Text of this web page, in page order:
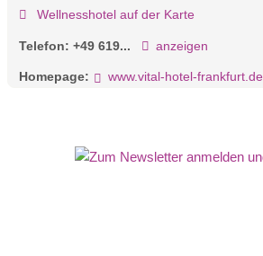
Wellnesshotel auf der Karte
Telefon: +49 619... anzeigen
Homepage: www.vital-hotel-frankfurt.de